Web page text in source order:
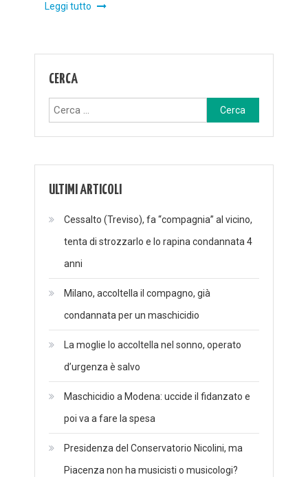
Leggi tutto
CERCA
Ricerca
per:
ULTIMI ARTICOLI
Cessalto (Treviso), fa “compagnia” al vicino,
tenta di strozzarlo e lo rapina condannata 4
anni
Milano, accoltella il compagno, già
condannata per un maschicidio
La moglie lo accoltella nel sonno, operato
d’urgenza è salvo
Maschicidio a Modena: uccide il fidanzato e
poi va a fare la spesa
Presidenza del Conservatorio Nicolini, ma
Piacenza non ha musicisti o musicologi?